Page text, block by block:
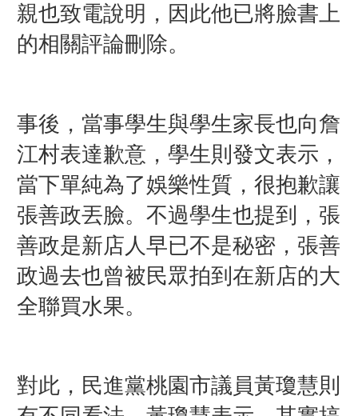
親也致電說明，因此他已將臉書上
的相關評論刪除。
事後，當事學生與學生家長也向詹
江村表達歉意，學生則發文表示，
當下單純為了娛樂性質，很抱歉讓
張善政丟臉。不過學生也提到，張
善政是新店人早已不是秘密，張善
政過去也曾被民眾拍到在新店的大
全聯買水果。
對此，民進黨桃園市議員黃瓊慧則